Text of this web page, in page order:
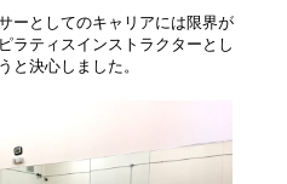
ーとしてのキャリアには限界が
ラティスインストラクターとし
と決心しました。